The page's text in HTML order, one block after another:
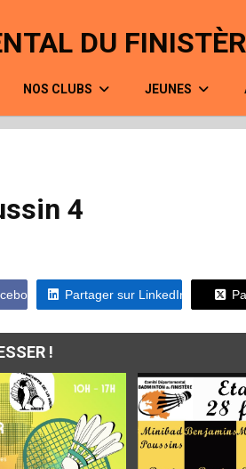
DU
NOS CLUBS JEUNES
4
Partager sur LinkedIn
!